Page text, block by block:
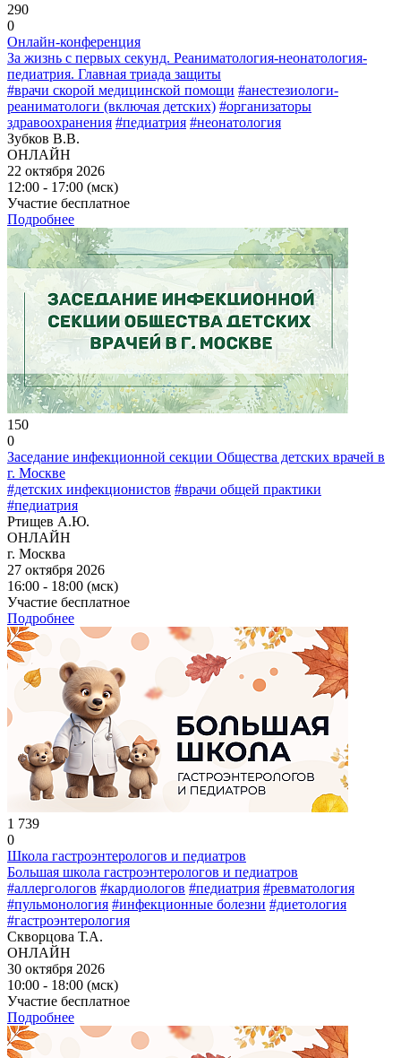
290
0
Онлайн-конференция
За жизнь с первых секунд. Реаниматология-неонатология-
педиатрия. Главная триада защиты
#врачи скорой медицинской помощи #анестезиологи-
реаниматологи (включая детских) #организаторы
здравоохранения #педиатрия #неонатология
Зубков В.В.
ОНЛАЙН
22 октября 2026
12:00 - 17:00 (мск)
Участие бесплатное
Подробнее
150
0
Заседание инфекционной секции Общества детских врачей в
г. Москве
#детских инфекционистов #врачи общей практики
#педиатрия
Ртищев А.Ю.
ОНЛАЙН
г. Москва
27 октября 2026
16:00 - 18:00 (мск)
Участие бесплатное
Подробнее
1 739
0
Школа гастроэнтерологов и педиатров
Большая школа гастроэнтерологов и педиатров
#аллергологов #кардиологов #педиатрия #ревматология
#пульмонология #инфекционные болезни #диетология
#гастроэнтерология
Скворцова Т.А.
ОНЛАЙН
30 октября 2026
10:00 - 18:00 (мск)
Участие бесплатное
Подробнее